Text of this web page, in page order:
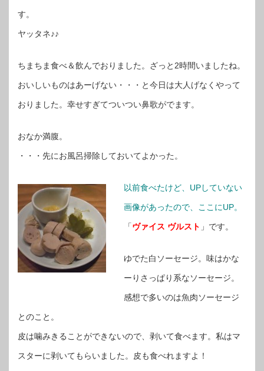
す。
ヤッタネ♪♪
ちまちま食べ＆飲んでおりました。ざっと2時間いましたね。
おいしいものはあーげない・・・と今日は大人げなくやって
おりました。幸せすぎてついつい鼻歌がでます。
おなか満腹。
・・・先にお風呂掃除しておいてよかった。
以前食べたけど、UPしていない
画像があったので、ここにUP。
「ヴァイス ヴルスト 」です。
ゆでた白ソーセージ。味はかな
ーりさっぱり系なソーセージ。
感想で多いのは魚肉ソーセージ
とのこと。
皮は噛みきることができないので、剥いて食べます。私はマ
スターに剥いてもらいました。皮も食べれますよ！